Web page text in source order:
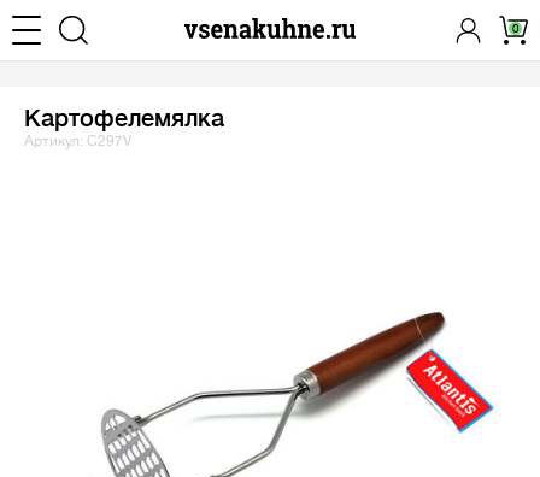
0
Картофелемялка
Артикул: C297V